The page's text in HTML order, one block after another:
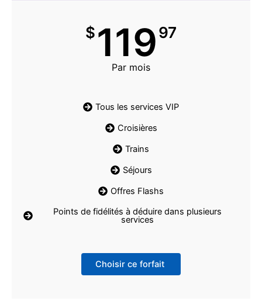
$11997
Par mois
Tous les services VIP
Croisières
Trains
Séjours
Offres Flashs
Points de fidélités à déduire dans plusieurs
services
Choisir ce forfait